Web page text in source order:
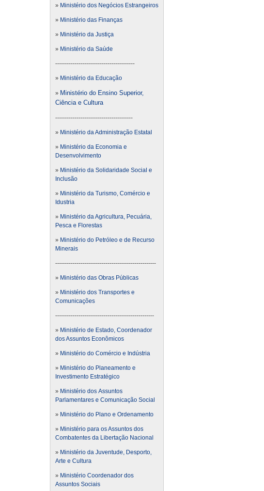
» Ministério dos Negócios Estrangeiros
» Ministério das Finanças
» Ministério da Justiça
» Ministério da Saúde
-----------------------------------------
» Ministério da Educação
» Ministério do Ensino Superior,
Ciência e Cultura
----------------------------------------
» Ministério da Administração Estatal
» Ministério da Economia e
Desenvolvimento
» Ministério da Solidaridade Social e
Inclusão
» Ministério da Turismo, Comércio e
Idustria
» Ministério da Agricultura, Pecuária,
Pesca e Florestas
» Ministério do Petróleo e de Recurso
Minerais
----------------------------------------------------
» Ministério das Obras Públicas
» Ministério dos Transportes e
Comunicações
---------------------------------------------------
» Ministério de Estado, Coordenador
dos Assuntos Econômicos
» Ministério do Comércio e Indústria
» Ministério do Planeamento e
Investimento Estratégico
» Ministério dos Assuntos
Parlamentares e Comunicação Social
» Ministério do Plano e Ordenamento
» Ministério para os Assuntos dos
Combatentes da Libertação Nacional
» Ministério da Juventude, Desporto,
Arte e Cultura
» Ministério Coordenador dos
Assuntos Sociais